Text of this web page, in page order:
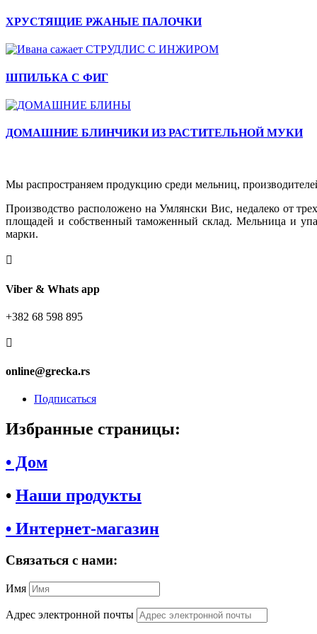
ХРУСТЯЩИЕ РЖАНЫЕ ПАЛОЧКИ
ШПИЛЬКА С ФИГ
ДОМАШНИЕ БЛИНЧИКИ ИЗ РАСТИТЕЛЬНОЙ МУКИ
Мы распространяем продукцию среди мельниц,
Производство расположено на Умлянски Вис, недалеко от
площадей и собственный таможенный склад. Мельница и
марки.

Viber & Whats app
+382 68 598 895

online@grecka.rs
Подписаться
Избранные страницы:
• Дом
• Наши продукты
• Интернет-магазин
Связаться с нами:
Имя
Адрес электронной почты